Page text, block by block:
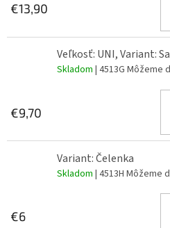
€13,90
Veľkosť: UNI, Variant:
Skladom | 4513G Môžeme
€9,70
Variant: Čelenka
Skladom | 4513H Môžeme
€6